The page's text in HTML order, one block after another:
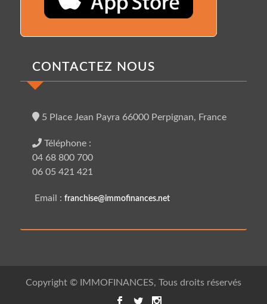
CONTACTEZ NOUS
5 Place Jean Payra 66000 Perpignan, France
Téléphone :
04 68 800 700
06 05 421 421
Email : franchise@immofinances.net
Copyright © IMMOFINANCES, Tous droits réservés